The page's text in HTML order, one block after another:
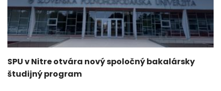
SPU v Nitre otvára nový spoločný bakalársky
študijný program